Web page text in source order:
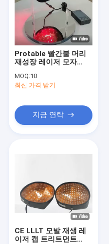
Protable 빨간불 머리
재성장 레이저 모자
MOQ:10
최신 가격 받기
지금 연락
CE LLLT 모발 재생 레
이저 캡 트리트먼트